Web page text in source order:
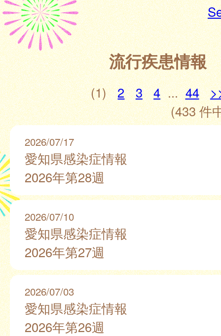
流行疾患情報
(1) 2 3 4 ... 44
(433 件
2026/07/17
愛知県感染症情報
2026年第28週
2026/07/10
愛知県感染症情報
2026年第27週
2026/07/03
愛知県感染症情報
2026年第26週